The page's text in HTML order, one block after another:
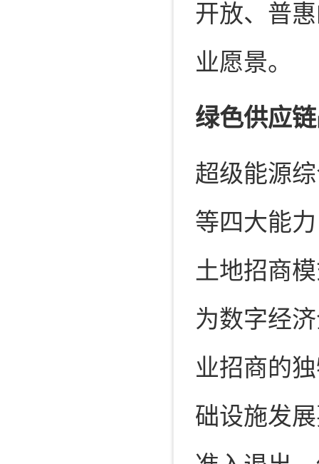
开放、普
业愿景。
绿色供应
超级能源
等四大能
土地招商
为数字经
业招商的
础设施发